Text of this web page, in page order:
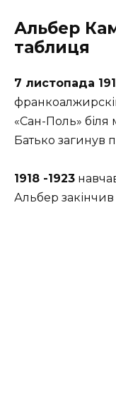
Альбер
таблиця
7 листопада
«Сан-Поль» біля
Батько загинув
1918 -1923
Альбер